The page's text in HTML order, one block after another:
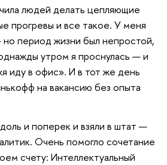
людей делать цепляющие
прогревы и все такое. У меня
но период жизни был непростой,
утром я проснулась — и
иду в офис». И в тот же день
на вакансию без опыта
и поперек и взяли в штат —
Очень помогло сочетание
счету: Интеллектуальный